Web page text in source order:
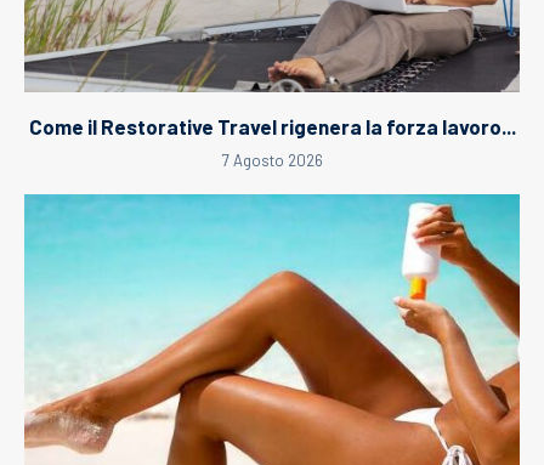
Come il Restorative Travel rigenera la forza lavoro...
7 Agosto 2026